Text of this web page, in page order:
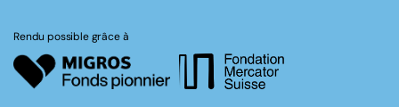
Rendu possible grâce à